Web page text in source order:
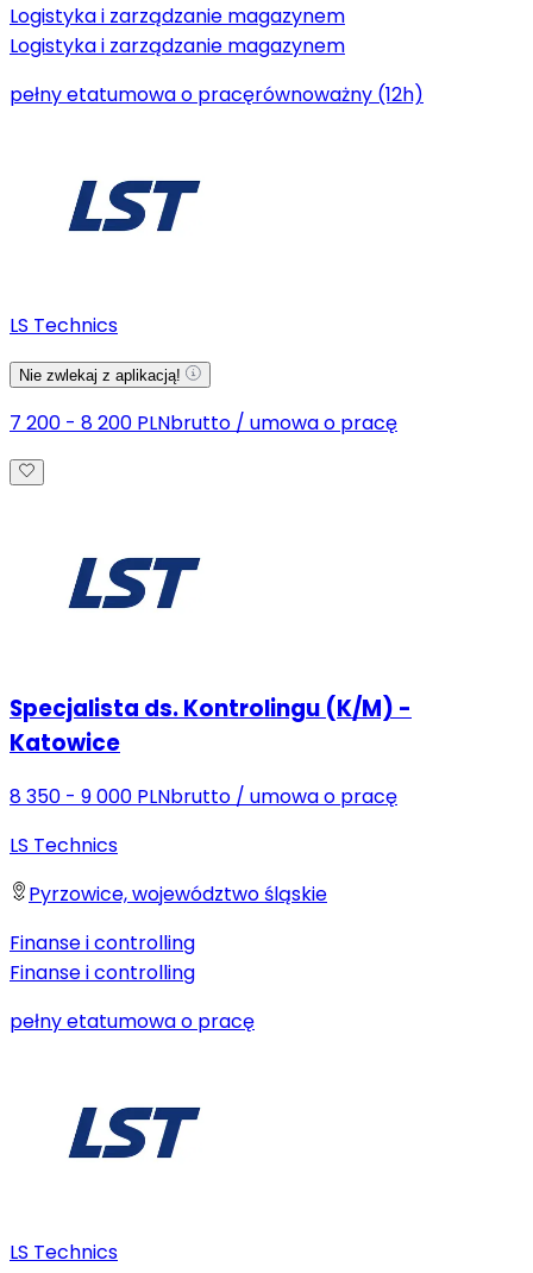
Logistyka i zarządzanie magazynem
Logistyka i zarządzanie magazynem
pełny etatumowa o pracęrównoważny (12h)
LS Technics
Nie zwlekaj z aplikacją!
7 200 - 8 200 PLNbrutto / umowa o pracę
Specjalista ds. Kontrolingu (K/M) -
Katowice
8 350 - 9 000 PLNbrutto / umowa o pracę
LS Technics
Pyrzowice, województwo śląskie
Finanse i controlling
Finanse i controlling
pełny etatumowa o pracę
LS Technics